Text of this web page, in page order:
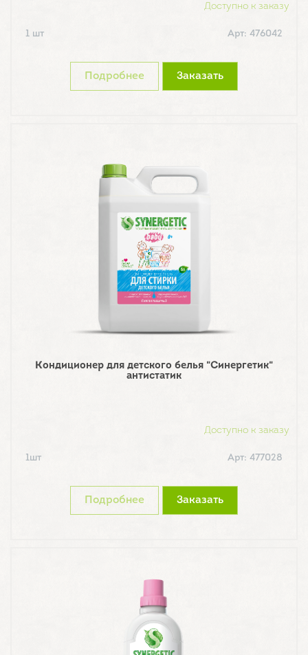
Доступно к заказу
1 шт Арт: 476042
Подробнее Заказать
Кондиционер для детского белья "Синергетик"
антистатик
Доступно к заказу
1шт Арт: 477028
Подробнее Заказать